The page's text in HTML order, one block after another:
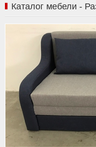
Каталог мебели -